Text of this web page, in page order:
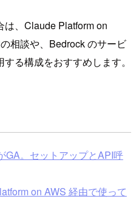
は、Claude Platform on
相談や、Bedrock のサービ
る構成をおすすめします。
GA。セットアップとAPI呼
on AWS 経由で使って